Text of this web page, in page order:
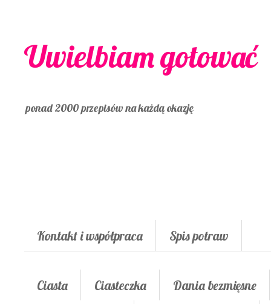
Uwielbiam gotować
ponad 2000 przepisów na każdą okazję
Kontakt i współpraca Spis potraw
Ciasta Ciasteczka
Dania bezmięsne